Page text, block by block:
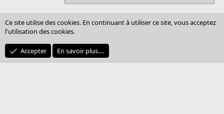
Ce site utilise des cookies. En continuant à utiliser ce site, vous acceptez
l'utilisation des cookies.
Accepter En savoir plus.…